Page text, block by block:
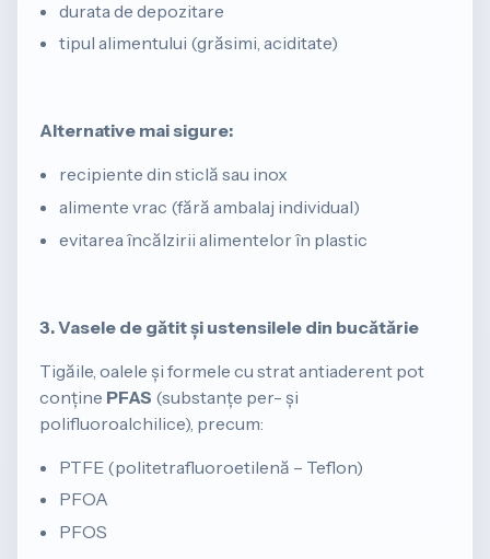
durata de depozitare
tipul alimentului (grăsimi, aciditate)
Alternative mai sigure:
recipiente din sticlă sau inox
alimente vrac (fără ambalaj individual)
evitarea încălzirii alimentelor în plastic
3. Vasele de gătit și ustensilele din bucătărie
Tigăile, oalele și formele cu strat antiaderent pot
conține PFAS (substanțe per- și
polifluoroalchilice), precum:
PTFE (politetrafluoroetilenă – Teflon)
PFOA
PFOS